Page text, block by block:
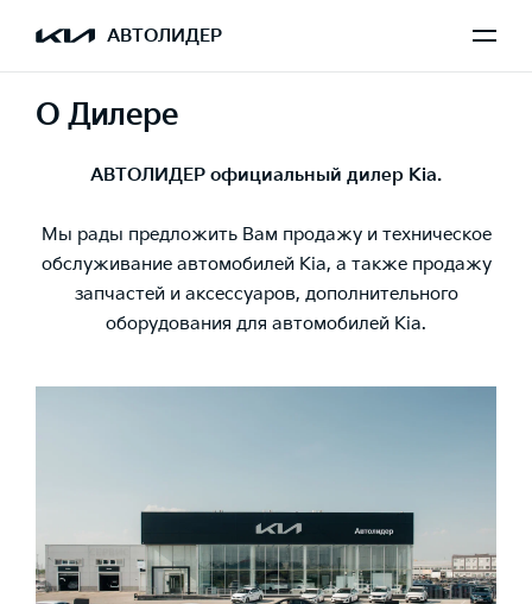
АВТОЛИДЕР
О Дилере
АВТОЛИДЕР официальный дилер Kia.
Мы рады предложить Вам продажу и техническое
обслуживание автомобилей Kia, а также продажу
запчастей и аксессуаров, дополнительного
оборудования для автомобилей Kia.